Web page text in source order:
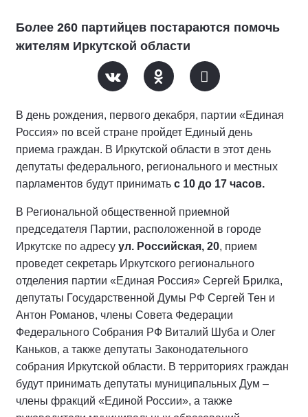
Более 260 партийцев постараются помочь
жителям Иркутской области
В день рождения, первого декабря, партии «Единая
Россия» по всей стране пройдет Единый день
приема граждан. В Иркутской области в этот день
депутаты федерального, регионального и местных
парламентов будут принимать с 10 до 17 часов.
В Региональной общественной приемной
председателя Партии, расположенной в городе
Иркутске по адресу ул. Российская, 20, прием
проведет секретарь Иркутского регионального
отделения партии «Единая Россия» Сергей Брилка,
депутаты Государственной Думы РФ Сергей Тен и
Антон Романов, члены Совета Федерации
Федерального Собрания РФ Виталий Шуба и Олег
Каньков, а также депутаты Законодательного
собрания Иркутской области. В территориях граждан
будут принимать депутаты муниципальных Дум –
члены фракций «Единой России», а также